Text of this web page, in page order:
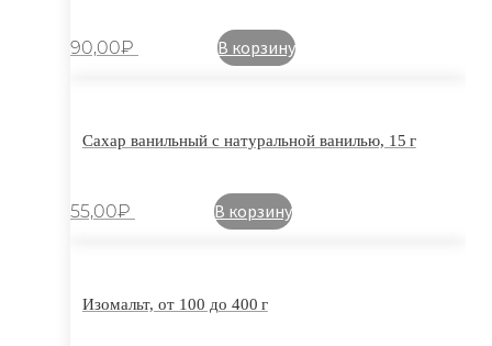
90,00₽ В корзину
Сахар ванильный с натуральной ванилью, 15 г
55,00₽ В корзину
Изомальт, от 100 до 400 г